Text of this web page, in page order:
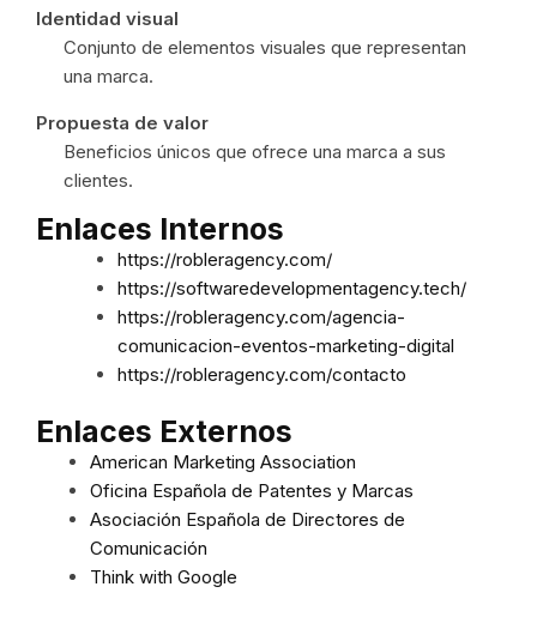
Identidad visual
Conjunto de elementos visuales que representan
una marca.
Propuesta de valor
Beneficios únicos que ofrece una marca a sus
clientes.
Enlaces Internos
https://robleragency.com/
https://softwaredevelopmentagency.tech/
https://robleragency.com/agencia-
comunicacion-eventos-marketing-digital
https://robleragency.com/contacto
Enlaces Externos
American Marketing Association
Oficina Española de Patentes y Marcas
Asociación Española de Directores de
Comunicación
Think with Google